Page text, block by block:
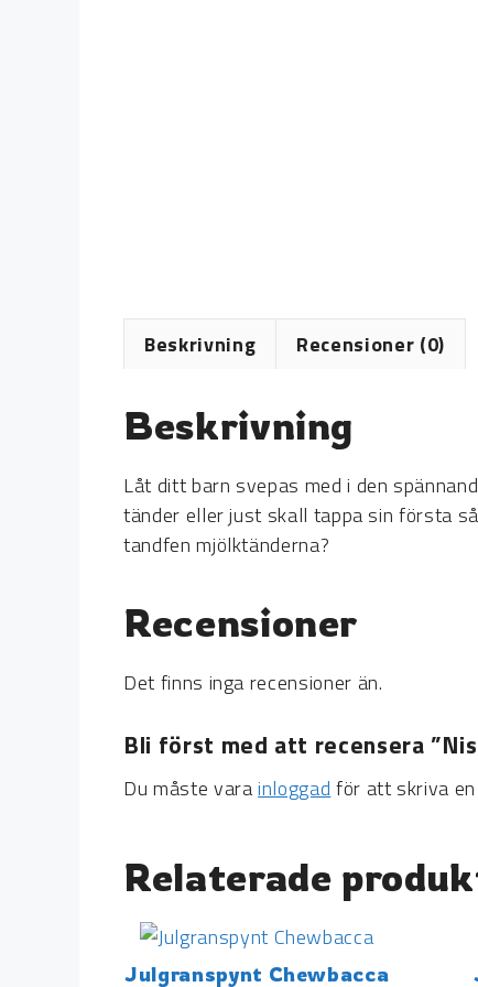
Beskrivning Recensioner (0)
Beskrivning
Låt ditt barn svepas med i den
tänder eller just skall tappa sin första
tandfen mjölktänderna?
Recensioner
Det finns inga recensioner än.
Bli först med att recensera
Du måste varainloggad för att skriva
Relaterade
Julgranspynt Chewbacca